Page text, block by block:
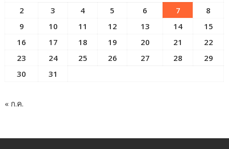
2
3 4 5 6 7
8
9
10 11 12 13 14
15
16
17 18 19 20 21
22
23
24 25 26 27 28
29
30
31
« ก.ค.